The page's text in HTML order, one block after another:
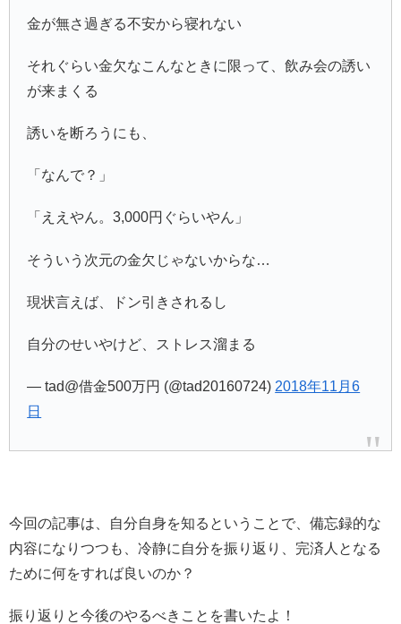
金が無さ過ぎる不安から寝れない
それぐらい金欠なこんなときに限って、飲み会の誘い
が来まくる
誘いを断ろうにも、
「なんで？」
「ええやん。3,000円ぐらいやん」
そういう次元の金欠じゃないからな…
現状言えば、ドン引きされるし
自分のせいやけど、ストレス溜まる
— tad@借金500万円 (@tad20160724) 2018年11月6
日
今回の記事は、自分自身を知るということで、備忘録的な
内容になりつつも、冷静に自分を振り返り、完済人となる
ために何をすれば良いのか？
振り返りと今後のやるべきことを書いたよ！